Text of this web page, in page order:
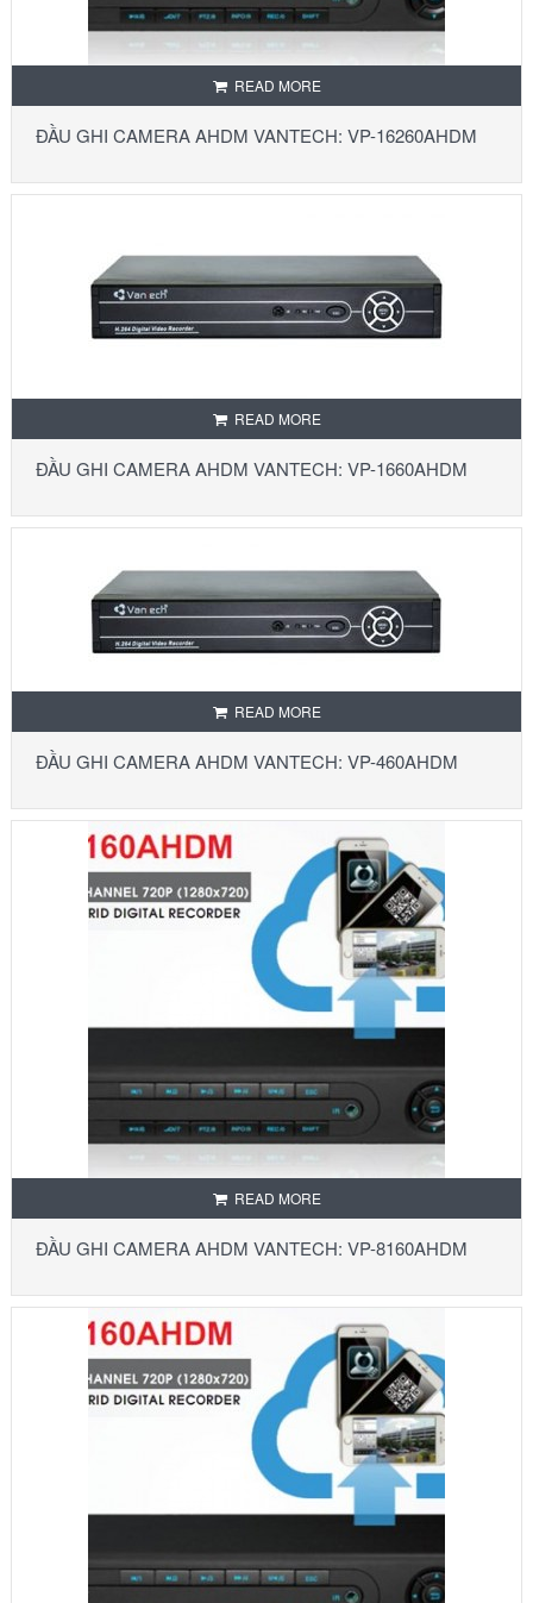
READ MORE
ĐẦU GHI CAMERA AHDM VANTECH: VP-16260AHDM
READ MORE
ĐẦU GHI CAMERA AHDM VANTECH: VP-1660AHDM
READ MORE
ĐẦU GHI CAMERA AHDM VANTECH: VP-460AHDM
READ MORE
ĐẦU GHI CAMERA AHDM VANTECH: VP-8160AHDM